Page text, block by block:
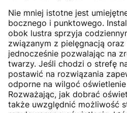
Nie mniej istotne jest
bocznego i punktowego.
obok lustra sprzyja
związanym z pielęgnacją oraz
jednocześnie pozwalając na
twarzy. Jeśli chodzi o strefę
postawić na rozwiązania
odporne na wilgoć
Rozważając, jak dobrać
także uwzględnić możliwość